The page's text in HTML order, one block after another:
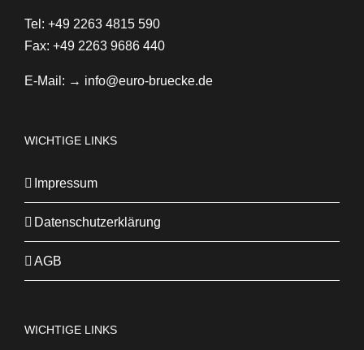
Tel: +49 2263 4815 590
Fax: +49 2263 9686 440
E-Mail: → info@euro-bruecke.de
WICHTIGE LINKS
Impressum
Datenschutzerklärung
AGB
WICHTIGE LINKS